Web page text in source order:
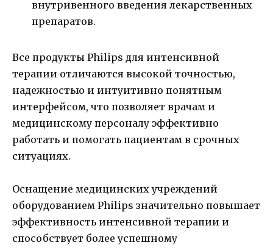
внутривенного введения лекарственных
препаратов.
Все продукты Philips для интенсивной
терапии отличаются высокой точностью,
надежностью и интуитивно понятным
интерфейсом, что позволяет врачам и
медицинскому персоналу эффективно
работать и помогать пациентам в срочных
ситуациях.
Оснащение медицинских учреждений
оборудованием Philips значительно повышает
эффективность интенсивной терапии и
способствует более успешному